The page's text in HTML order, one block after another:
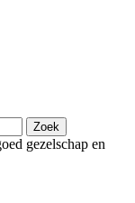
Zoek
gezelschap en